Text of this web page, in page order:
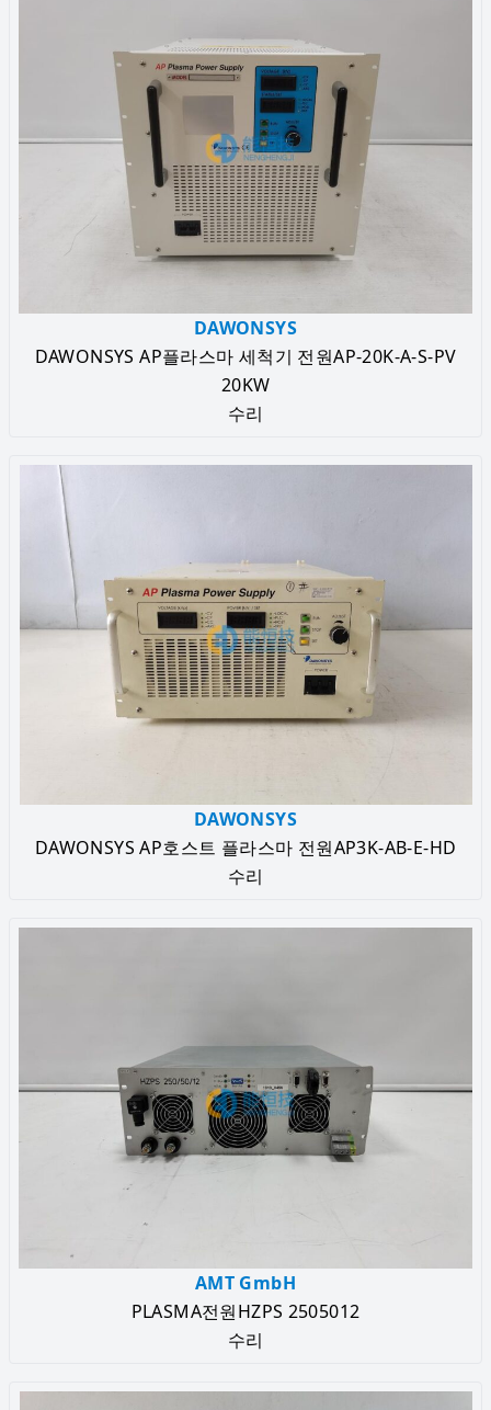
DAWONSYS
DAWONSYS AP플라스마 세척기 전원AP-20K-A-S-PV
20KW
수리
DAWONSYS
DAWONSYS AP호스트 플라스마 전원AP3K-AB-E-HD
수리
AMT GmbH
PLASMA전원HZPS 2505012
수리